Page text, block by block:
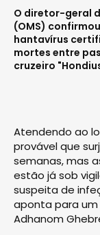
O diretor-geral
(OMS)
hantavírus
mortes entre
cruzeiro
Atendendo ao
provável que
semanas, mas
estão já sob
suspeita de
aponta para um
Adhanom